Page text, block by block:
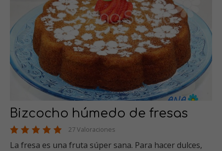
Bizcocho húmedo de fresas
27 Valoraciones
La fresa es una fruta súper sana. Para hacer dulces,